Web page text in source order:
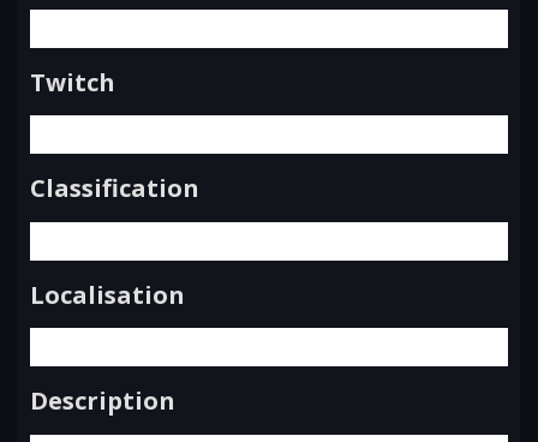
Twitch
Classification
Localisation
Description